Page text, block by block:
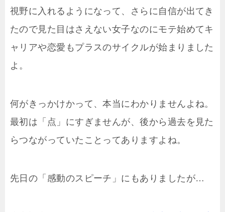
視野に入れるようになって、さらに自信が出てき
たので見た目はさえない女子なのにモテ始めてキ
ャリアや恋愛もプラスのサイクルが始まりました
よ。
何がきっかけかって、本当にわかりませんよね。
最初は「点」にすぎませんが、後から過去を見た
らつながっていたことってありますよね。
先日の「感動のスピーチ」にもありましたが…